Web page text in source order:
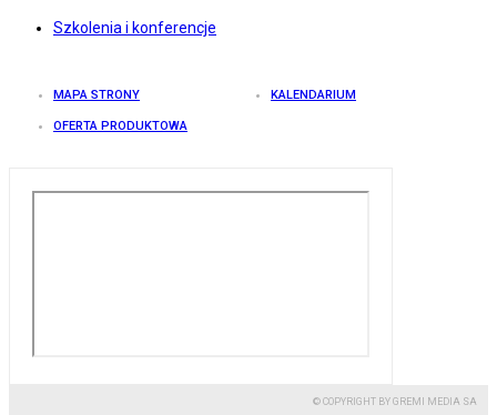
Szkolenia i konferencje
MAPA STRONY KALENDARIUM
OFERTA PRODUKTOWA
© COPYRIGHT BY GREMI MEDIA SA